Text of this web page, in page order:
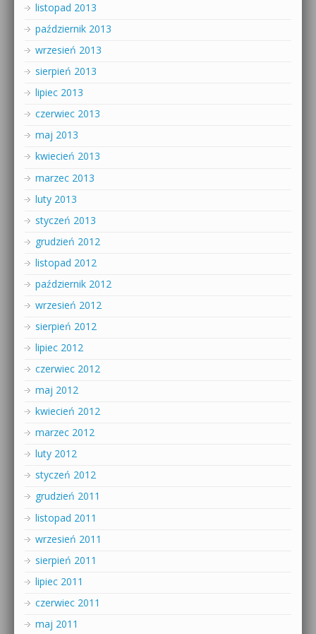
listopad 2013
październik 2013
wrzesień 2013
sierpień 2013
lipiec 2013
czerwiec 2013
maj 2013
kwiecień 2013
marzec 2013
luty 2013
styczeń 2013
grudzień 2012
listopad 2012
październik 2012
wrzesień 2012
sierpień 2012
lipiec 2012
czerwiec 2012
maj 2012
kwiecień 2012
marzec 2012
luty 2012
styczeń 2012
grudzień 2011
listopad 2011
wrzesień 2011
sierpień 2011
lipiec 2011
czerwiec 2011
maj 2011